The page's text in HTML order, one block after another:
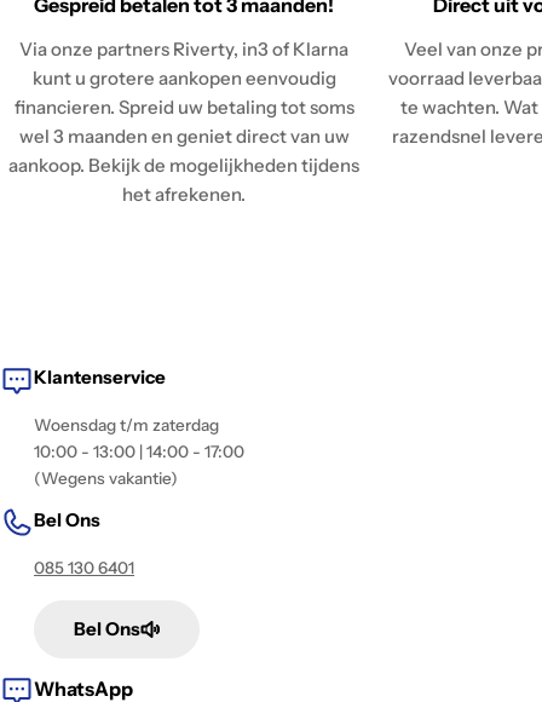
Via onze partners Riverty, in3 of Klarna
kunt u grotere aankopen eenvoudig
financieren. Spreid uw betaling tot soms
wel 3 maanden en geniet direct van uw
aankoop. Bekijk de mogelijkheden tijdens
het afrekenen.
Veel van onze
voorraad
te wachten.
razendsnel
Klantenservice
Woensdag t/m zaterdag
10:00 - 13:00 | 14:00 - 17:00
(Wegens vakantie)
Bel Ons
085 130 6401
Bel Ons
WhatsApp